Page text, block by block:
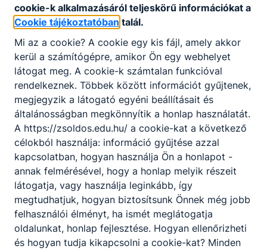
E-
mail:zsoldosf@zsoldos.edu.hu
Partnereink
cookie-k alkalmazásáról teljeskörű információkat a
Cookie tájékoztatóban talál.
Mi az a cookie? A cookie egy kis fájl, amely akkor
kerül a számítógépre, amikor Ön egy webhelyet
látogat meg. A cookie-k számtalan funkcióval
rendelkeznek. Többek között információt gyűjtenek,
megjegyzik a látogató egyéni beállításait és
általánosságban megkönnyítik a honlap használatát.
A https://zsoldos.edu.hu/ a cookie-kat a következő
célokból használja: információ gyűjtése azzal
kapcsolatban, hogyan használja Ön a honlapot -
annak felmérésével, hogy a honlap melyik részeit
látogatja, vagy használja leginkább, így
megtudhatjuk, hogyan biztosítsunk Önnek még jobb
felhasználói élményt, ha ismét meglátogatja
oldalunkat, honlap fejlesztése. Hogyan ellenőrizheti
és hogyan tudja kikapcsolni a cookie-kat? Minden